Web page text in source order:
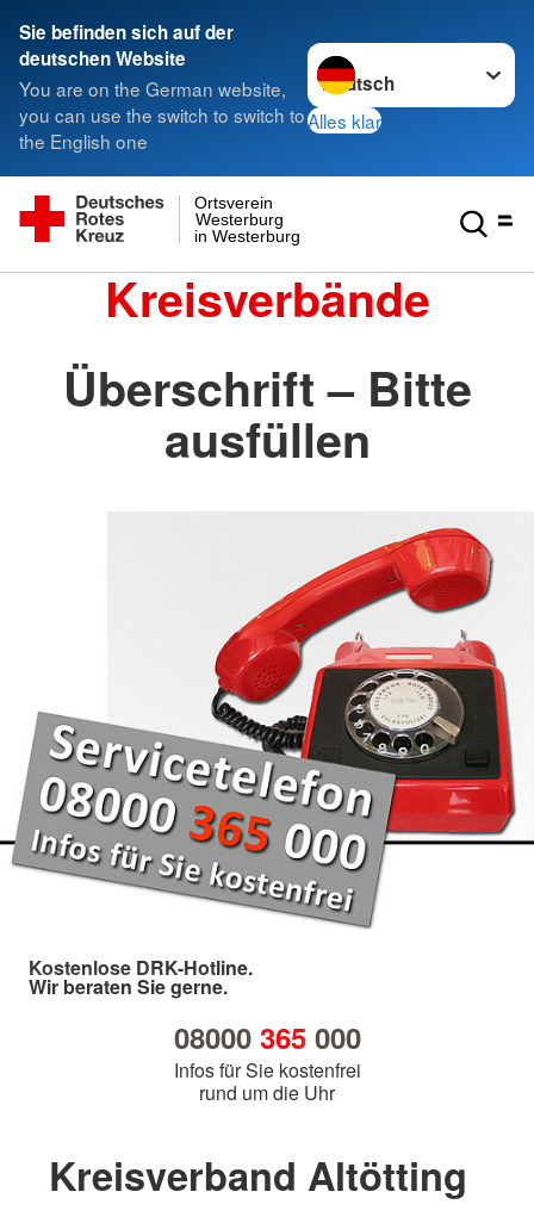
Sie befinden sich auf der
deutschen Website
You are on the German website,
you can use the switch to switch to
the English one
Sprache wechseln zu
Alles klar
in Westerburg
Westerburg
Ortsverein
Kreisverbände
Überschrift – Bitte
ausfüllen
Kostenlose DRK-Hotline.
Wir beraten Sie gerne.
08000 365000
Infos für Sie kostenfrei
rund um die Uhr
Kreisverband Altötting